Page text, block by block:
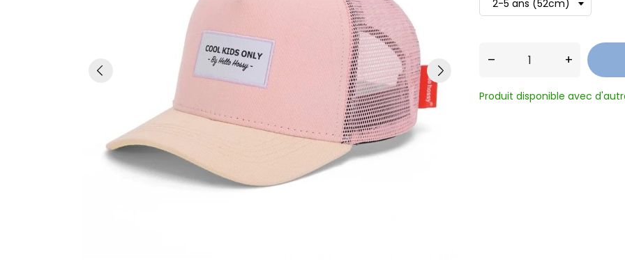
– +
Produit disponible avec